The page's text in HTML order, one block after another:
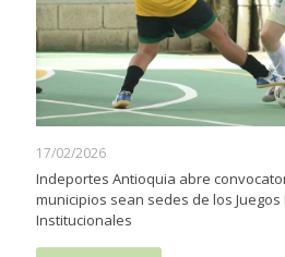
17/02/2026
Indeportes Antioquia abre
municipios sean sedes de los
Institucionales